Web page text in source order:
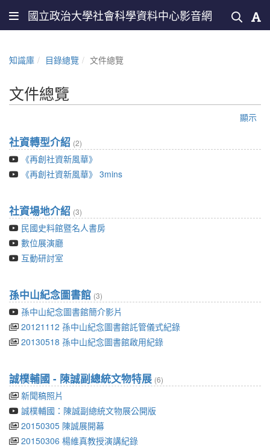
國立政治大學社會科學資料中心影音網
知識庫 目錄總覽 文件總覽
文件總覽
顯示
社資轉型介紹 (2)
《再創社資新風華》
《再創社資新風華》 3mins
社資場地介紹 (3)
民國史料館暨名人書房
數位展演廳
互動研討室
孫中山紀念圖書館 (3)
孫中山紀念圖書館簡介影片
20121112 孫中山紀念圖書館託管儀式紀錄
20130518 孫中山紀念圖書館啟用紀錄
誠樸輔國 - 陳誠副總統文物特展 (6)
新聞稿照片
誠樸輔國：陳誠副總統文物展公開版
20150305 陳誠展開幕
20150306 楊維真教授演講紀錄